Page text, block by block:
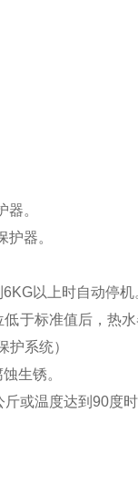
器。
护器。
6KG以上时自动停机
低于标准值后，热
护系统）
生锈。
或温度达到90度